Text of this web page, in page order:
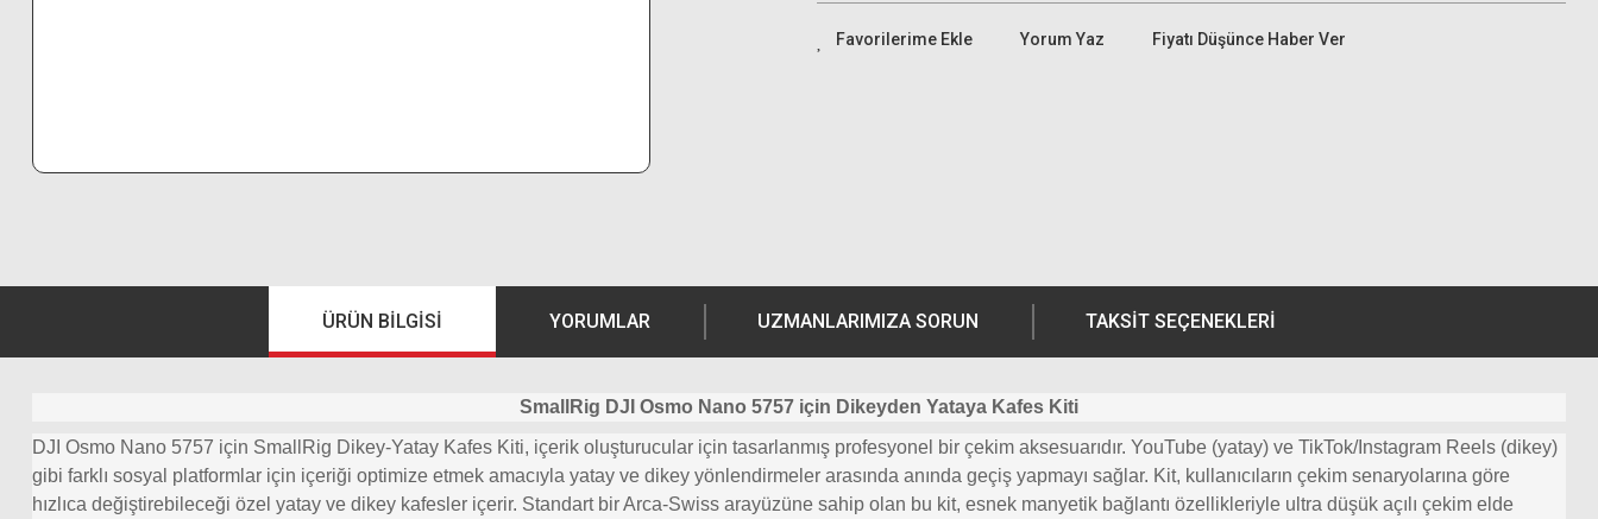
Yorum Yaz Fiyatı Düşünce Haber Ver
ÜRÜN BILGISI YORUMLAR UZMANLARIMIZA SORUN TAKSIT SEÇENEKLERI
SmallRig DJI Osmo Nano 5757 için Dikeyden Yataya Kafes Kiti
DJI Osmo Nano 5757 için SmallRig Dikey-Yatay Kafes Kiti, içerik oluşturucular için tasarlanmış profesyonel bir çekim aksesuarıdır. YouTube (yatay) ve TikTok/Instagram Reels (dikey)
gibi farklı sosyal platformlar için içeriği optimize etmek amacıyla yatay ve dikey yönlendirmeler arasında anında geçiş yapmayı sağlar. Kit, kullanıcıların çekim senaryolarına göre
hızlıca değiştirebileceği özel yatay ve dikey kafesler içerir. Standart bir Arca-Swiss arayüzüne sahip olan bu kit, esnek manyetik bağlantı özellikleriyle ultra düşük açılı çekim elde